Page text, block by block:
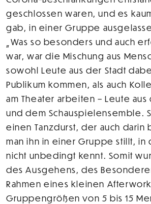
geschlossen waren, und es
gab, in einer Gruppe
„Was so besonders und auch
war, war die Mischung aus
sowohl Leute aus der Stadt
Publikum kommen, als auch
am Theater arbeiten – Leute
und dem Schauspielensemble.
einen Tanzdurst, der auch darin
man ihn in einer Gruppe stillt, in
nicht unbedingt kennt. Somit
des Ausgehens, des
Rahmen eines kleinen
Gruppengrößen von 5 bis 15